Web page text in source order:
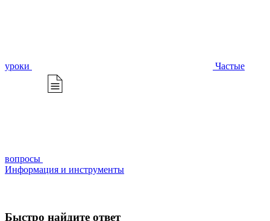
уроки Частые
вопросы
Информация и инструменты
Быстро найдите ответ